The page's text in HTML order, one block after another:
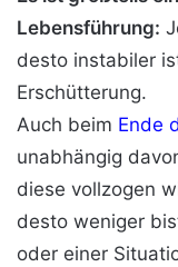
Lebensführung:
desto instabiler
Erschütterung.
Auch beim Ende
unabhängig
diese vollzogen
desto weniger
oder einer